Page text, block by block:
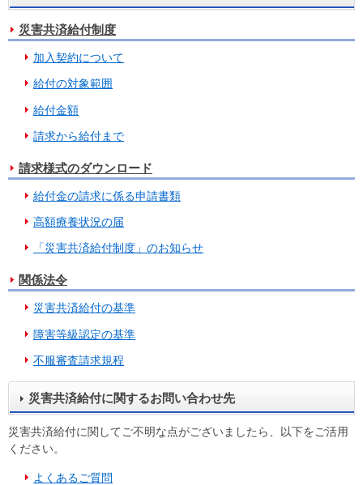
災害共済給付制度
加入契約について
給付の対象範囲
給付金額
請求から給付まで
請求様式のダウンロード
給付金の請求に係る申請書類
高額療養状況の届
「災害共済給付制度」のお知らせ
関係法令
災害共済給付の基準
障害等級認定の基準
不服審査請求規程
災害共済給付に関するお問い合わせ先
災害共済給付に関してご不明な点がございましたら、以下をご活用
ください。
よくあるご質問